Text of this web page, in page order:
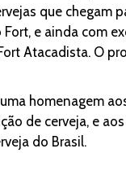
que chegam
e ainda com
Atacadista. O
homenagem
de cerveja, e
do Brasil.